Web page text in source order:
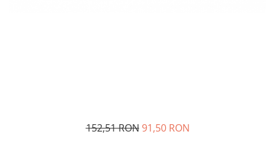
In functie de destinatie
152,51 RON 91,50 RON